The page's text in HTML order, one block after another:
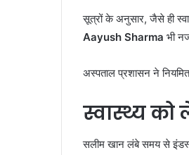
सूत्रों के अनुसार, जैसे ही
Aayush Sharma भी
अस्पताल प्रशासन ने
स्वास्थ्य
सलीम खान लंबे समय से